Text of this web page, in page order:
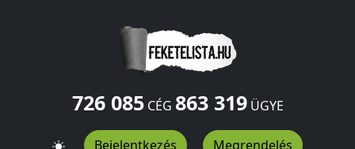
726 085CÉG 863 319ÜGYE
Bejelentkezés Megrendelés